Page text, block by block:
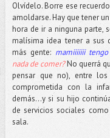
Olvídelo. Borre ese
amoldarse. Hay que tener
hora de ir a ninguna parte,
malísima idea tener a sus
más gente: mamiiiiiii
nada de comer?No querrá
pensar que no), entre
comprometida con la
demás…y si su hijo
de servicios sociales
sala.